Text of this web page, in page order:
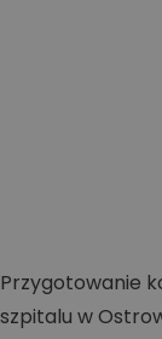
Przygotowanie
szpitalu w